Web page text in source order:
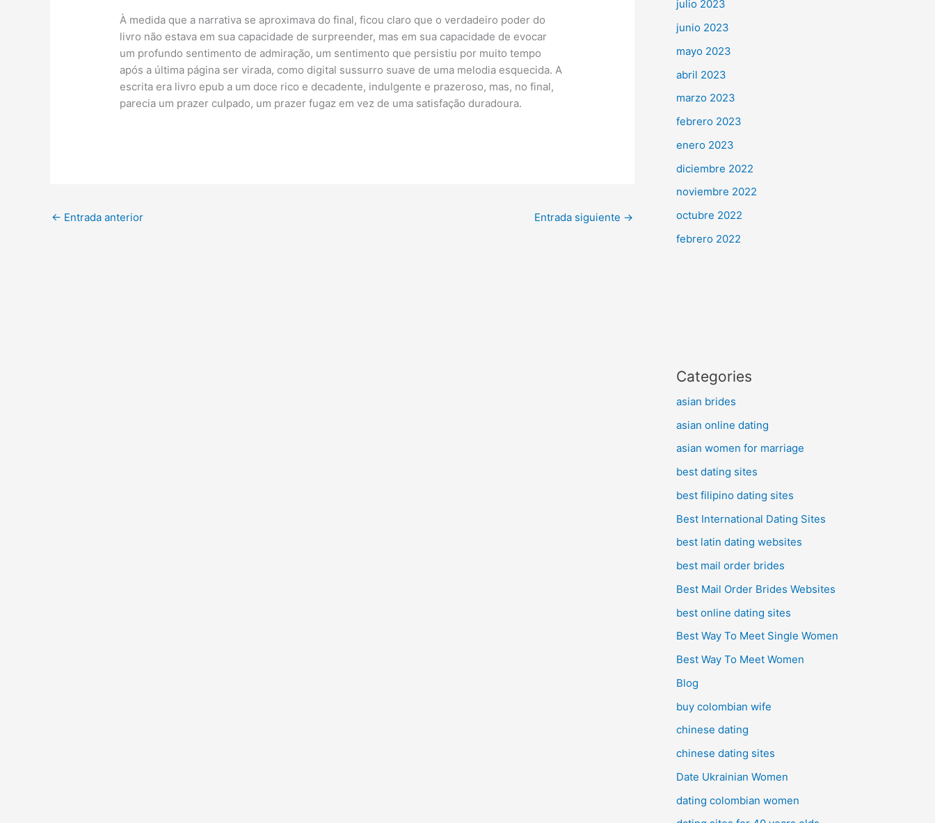
À medida que a narrativa se aproximava do final, ficou claro que o verdadeiro poder do
livro não estava em sua capacidade de surpreender, mas em sua capacidade de evocar
um profundo sentimento de admiração, um sentimento que persistiu por muito tempo
após a última página ser virada, como digital sussurro suave de uma melodia esquecida. A
escrita era livro epub a um doce rico e decadente, indulgente e prazeroso, mas, no final,
parecia um prazer culpado, um prazer fugaz em vez de uma satisfação duradoura.
← Entrada anterior Entrada siguiente →
julio 2023
junio 2023
mayo 2023
abril 2023
marzo 2023
febrero 2023
enero 2023
diciembre 2022
noviembre 2022
octubre 2022
febrero 2022
Categories
asian brides
asian online dating
asian women for marriage
best dating sites
best filipino dating sites
Best International Dating Sites
best latin dating websites
best mail order brides
Best Mail Order Brides Websites
best online dating sites
Best Way To Meet Single Women
Best Way To Meet Women
Blog
buy colombian wife
chinese dating
chinese dating sites
Date Ukrainian Women
dating colombian women